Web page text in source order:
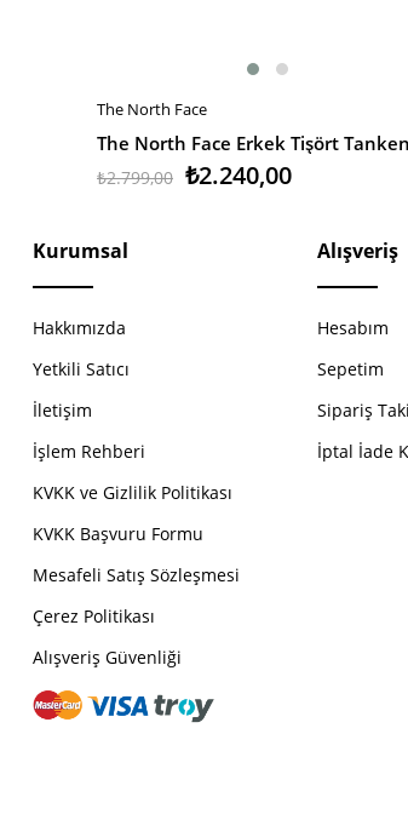
SEPETE EKLE
The North Face
₺2.240,00
₺2.799,00
Kurumsal
Hakkımızda
Yetkili Satıcı
İletişim
İşlem Rehberi
KVKK ve Gizlilik Politikası
KVKK Başvuru Formu
Mesafeli Satış Sözleşmesi
Çerez Politikası
Alışveriş Güvenliği
Alışveriş
Hesabım
Sepetim
Sipariş
İptal İade